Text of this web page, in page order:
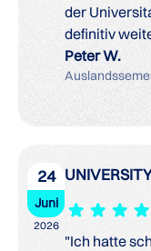
der
definitiv
Peter W.
24
Juni
2026
"Ich hatte